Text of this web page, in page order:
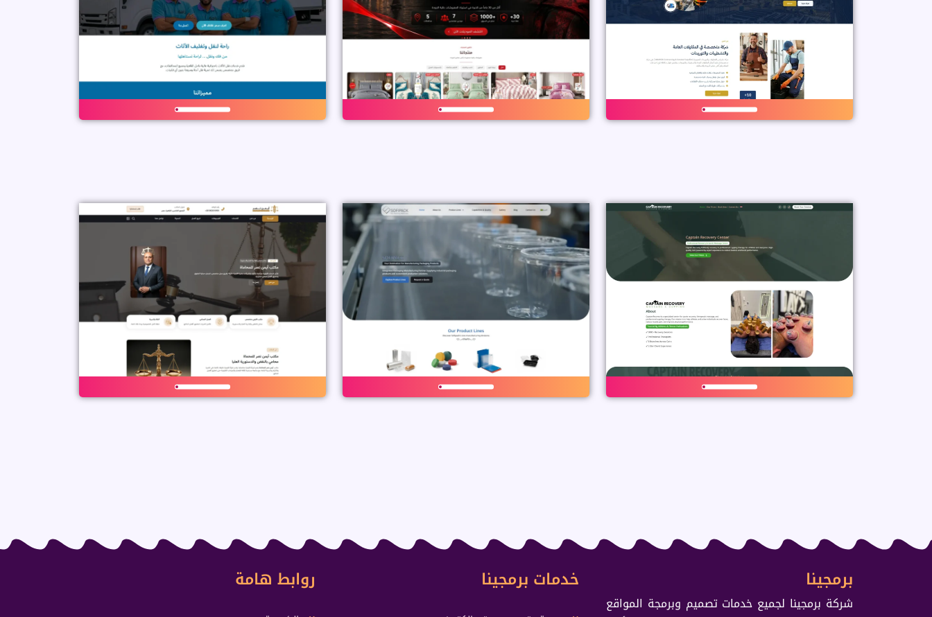
برمجينا
شركة برمجينا لجميع خدمات تصميم وبرمجة المواقع
خدمات برمجينا روابط هامة